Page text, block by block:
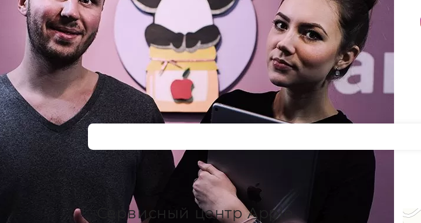
Пока мастер будет выполнять замену дисплея вашего iPhone 15
Pro, вы сможете отдохнуть в зоне с бесплатным Wi-Fi, поиграть в
настольные игры или приставку Xbox, выпить свежезаваренного
кофе из кофемашины, попить чаю с печеньками. Привозите
айфон к нам, и мы обязательно устраним все неполадки и
вернем вам гаджет в идеальном рабочем состоянии.
Сервисный центр Apple